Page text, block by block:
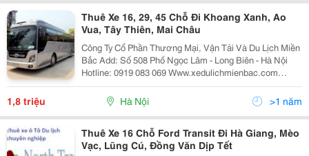
Thuê Xe 16, 29, 45 Chỗ Đi Khoang Xanh, Ao
Vua, Tây Thiên, Mai Châu
Công Ty Cổ Phần Thương Mại, Vận Tải Và Du Lịch Miền
Bắc Add: Số 508 Phố Ngọc Lâm - Long Biên - Hà Nội
Hotline: 0919 083 069 Www.xedulichmienbac.com
Yahoo: Luongtrans, Skype: Xedulich_Pro Email:
Xedulichmienbac@Gm
1,8 triệu Hà Nội >1 năm
Thuê Xe 16 Chỗ Ford Transit Đi Hà Giang, Mèo
Vạc, Lũng Cú, Đồng Văn Dịp Tết